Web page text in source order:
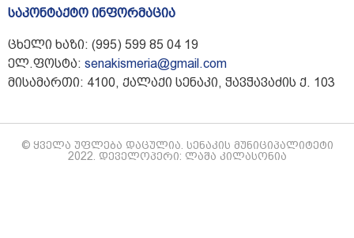
საკონტაქტო ინფორმაცია
ცხელი ხაზი: (995) 599 85 04 19
ელ.ფოსტა: senakismeria@gmail.com
მისამართი: 4100, ქალაქი სენაკი, ჭავჭავაძის ქ. 103
© ყველა უფლება დაცულია. სენაკის მუნიციპალიტეტი
2022. დეველოპერი: ლაშა კილასონია